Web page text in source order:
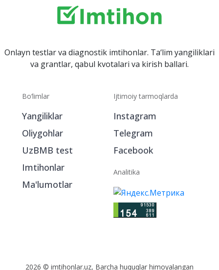
Onlayn testlar va diagnostik imtihonlar. Ta‘lim yangiliklari
va grantlar, qabul kvotalari va kirish ballari.
Bo‘limlar
Yangiliklar
Oliygohlar
UzBMB test
Imtihonlar
Ma'lumotlar
Ijtimoiy tarmoqlarda
Instagram
Telegram
Facebook
Analitika
2026 © imtihonlar.uz, Barcha huquqlar himoyalangan